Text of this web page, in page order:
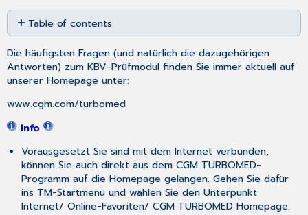
Save
as
PDF
Table of contents
im
Prüfprotokoll
Die häufigsten Fragen (und natürlich die dazugehörigen
Antworten) zum KBV-Prüfmodul finden Sie immer aktuell auf
unserer Homepage unter:
www.cgm.com/turbomed
Info
Vorausgesetzt Sie sind mit dem Internet verbunden,
können Sie auch direkt aus dem CGM TURBOMED-
Programm auf die Homepage gelangen. Gehen Sie dafür
ins TM-Startmenü und wählen Sie den Unterpunkt
Internet/ Online-Favoriten/ CGM TURBOMED Homepage.